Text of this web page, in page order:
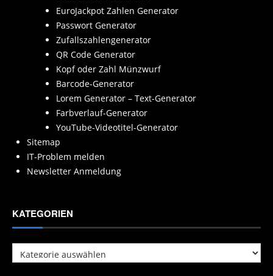
EuroJackpot Zahlen Generator
Passwort Generator
Zufallszahlengenerator
QR Code Generator
Kopf oder Zahl Münzwurf
Barcode-Generator
Lorem Generator – Text-Generator
Farbverlauf-Generator
YouTube-Videotitel-Generator
Sitemap
IT-Problem melden
Newsletter Anmeldung
KATEGORIEN
Kategorien